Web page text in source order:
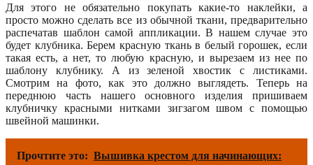
Для этого не обязательно покупать какие-то наклейки, а
просто можно сделать все из обычной ткани, предварительно
распечатав шаблон самой аппликации. В нашем случае это
будет клубника. Берем красную ткань в белый горошек, если
такая есть, а нет, то любую красную, и вырезаем из нее по
шаблону клубнику. А из зеленой хвостик с листиками.
Смотрим на фото, как это должно выглядеть. Теперь на
переднюю часть нашего основного изделия пришиваем
клубничку красными нитками зигзагом швом с помощью
швейной машинки.
Прочтите это: Вышивка крестом для начинающих: